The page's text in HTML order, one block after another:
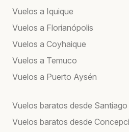
Vuelos a Iquique
Vuelos a Florianópolis
Vuelos a Coyhaique
Vuelos a Temuco
Vuelos a Puerto Aysén
Vuelos baratos desde Santiago
Vuelos baratos desde